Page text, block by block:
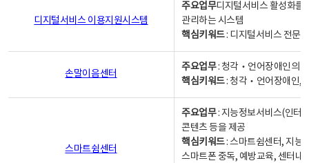
디지털서비스 이용지원시스템
주요업무디지털서비스 활성화를
관리하는 시스템
핵심키워드: 디지털서비스 전문
손말이음센터
주요업무: 청각‧언어장애인의
핵심키워드: 청각‧언어장애인,
스마트쉼센터
주요업무: 지능정보서비스(인터
콘텐츠 등을 제공
핵심키워드: 스마트쉼센터, 지능
스마트폰 중독, 예방교육, 센터내